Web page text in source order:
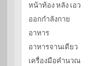
หน้าท้อง หลัง เอว
ออกกำลังกาย
อาหาร
อาหารจานเดียว
เครื่องมือคำนวณ